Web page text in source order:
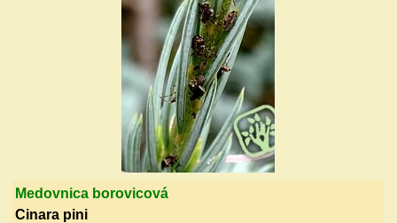
Medovnica borovicová
Cinara pini